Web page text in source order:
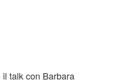
talk con Barbara